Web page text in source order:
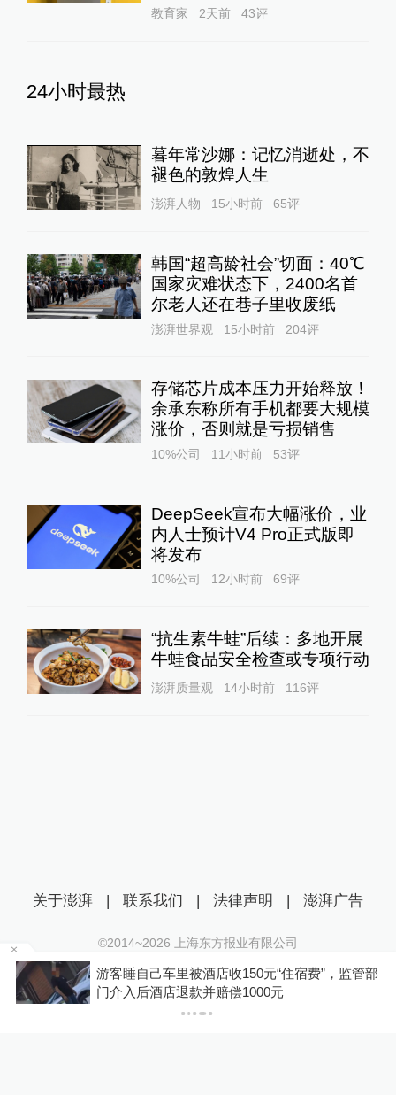
教育家 2天前 43评
24小时最热
暮年常沙娜：记忆消逝处，不
褪色的敦煌人生
澎湃人物 15小时前 65评
韩国“超高龄社会”切面：40℃
国家灾难状态下，2400名首
尔老人还在巷子里收废纸
澎湃世界观 15小时前 204评
存储芯片成本压力开始释放！
余承东称所有手机都要大规模
涨价，否则就是亏损销售
10%公司 11小时前 53评
DeepSeek宣布大幅涨价，业
内人士预计V4 Pro正式版即
将发布
10%公司 12小时前 69评
“抗生素牛蛙”后续：多地开展
牛蛙食品安全检查或专项行动
澎湃质量观 14小时前 116评
游客睡自己车里被酒店收150元“住宿费”，监管部
门介入后酒店退款并赔偿1000元
关于澎湃 | 联系我们 | 法律声明 | 澎湃广告
©2014~2026 上海东方报业有限公司
沪ICP证：沪B2-20170116 | 沪ICP备14003370号
互联网新闻信息服务许可证：31120170006
沪公网安备 31010602000299号